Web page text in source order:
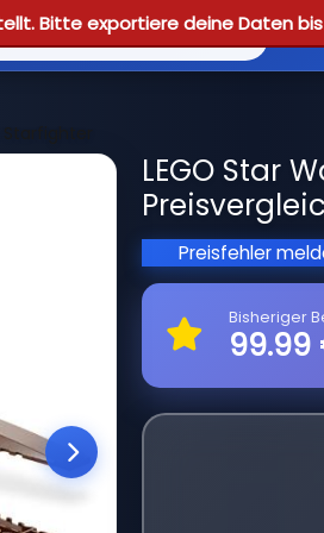
Bitte exportiere deine Daten bis
LEGO Star
Preisfehler
Bisheriger
99.99